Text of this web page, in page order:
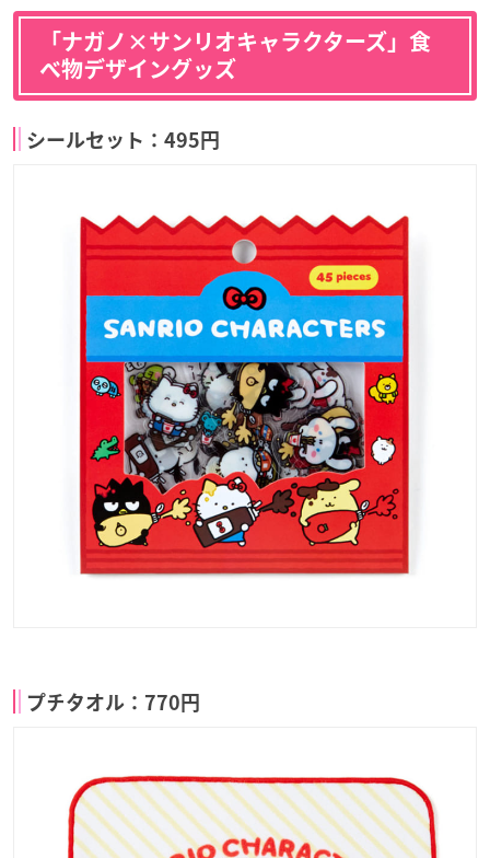
「ナガノ×サンリオキャラクターズ」食
べ物デザイングッズ
シールセット：495円
プチタオル：770円